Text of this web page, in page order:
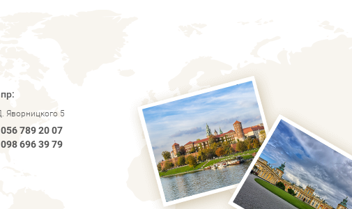
Яворницкого 5
056 789 20 07
098 696 39 79